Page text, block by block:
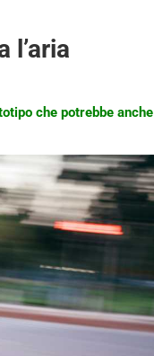
l’aria
che potrebbe anche